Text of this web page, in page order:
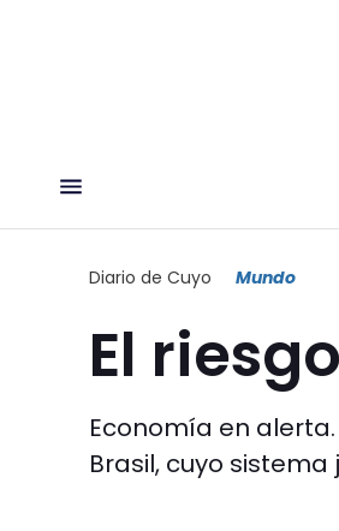
Diario de Cuyo Mundo
El
Economía en
Brasil, cuyo